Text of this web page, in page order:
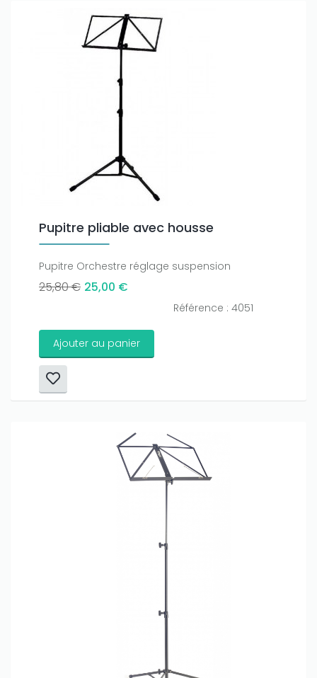
Pupitre pliable avec housse
Pupitre Orchestre réglage suspension
25,80 € 25,00 €
Référence : 4051
Ajouter au panier